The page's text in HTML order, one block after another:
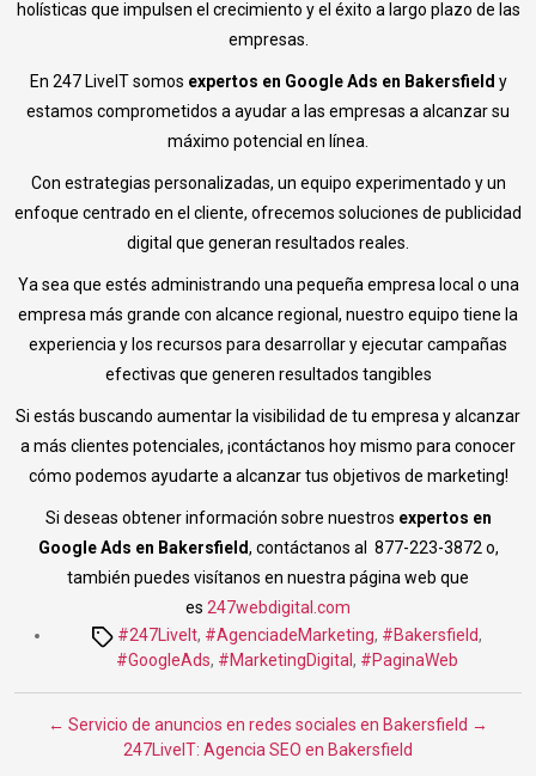
holísticas que impulsen el crecimiento y el éxito a largo plazo de las
empresas.
En 247 LiveIT somos expertos en Google Ads en Bakersfield y
estamos comprometidos a ayudar a las empresas a alcanzar su
máximo potencial en línea.
Con estrategias personalizadas, un equipo experimentado y un
enfoque centrado en el cliente, ofrecemos soluciones de publicidad
digital que generan resultados reales.
Ya sea que estés administrando una pequeña empresa local o una
empresa más grande con alcance regional, nuestro equipo tiene la
experiencia y los recursos para desarrollar y ejecutar campañas
efectivas que generen resultados tangibles
Si estás buscando aumentar la visibilidad de tu empresa y alcanzar
a más clientes potenciales, ¡contáctanos hoy mismo para conocer
cómo podemos ayudarte a alcanzar tus objetivos de marketing!
Si deseas obtener información sobre nuestros expertos en
Google Ads en Bakersfield, contáctanos al 877-223-3872 o,
también puedes visítanos en nuestra página web que
es 247webdigital.com
Tags#247LiveIt, #AgenciadeMarketing, #Bakersfield,
#GoogleAds, #MarketingDigital, #PaginaWeb
← Servicio de anuncios en redes sociales en Bakersfield →
247LiveIT: Agencia SEO en Bakersfield